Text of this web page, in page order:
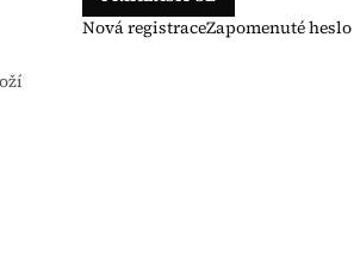
Nová registraceZapomenuté heslo